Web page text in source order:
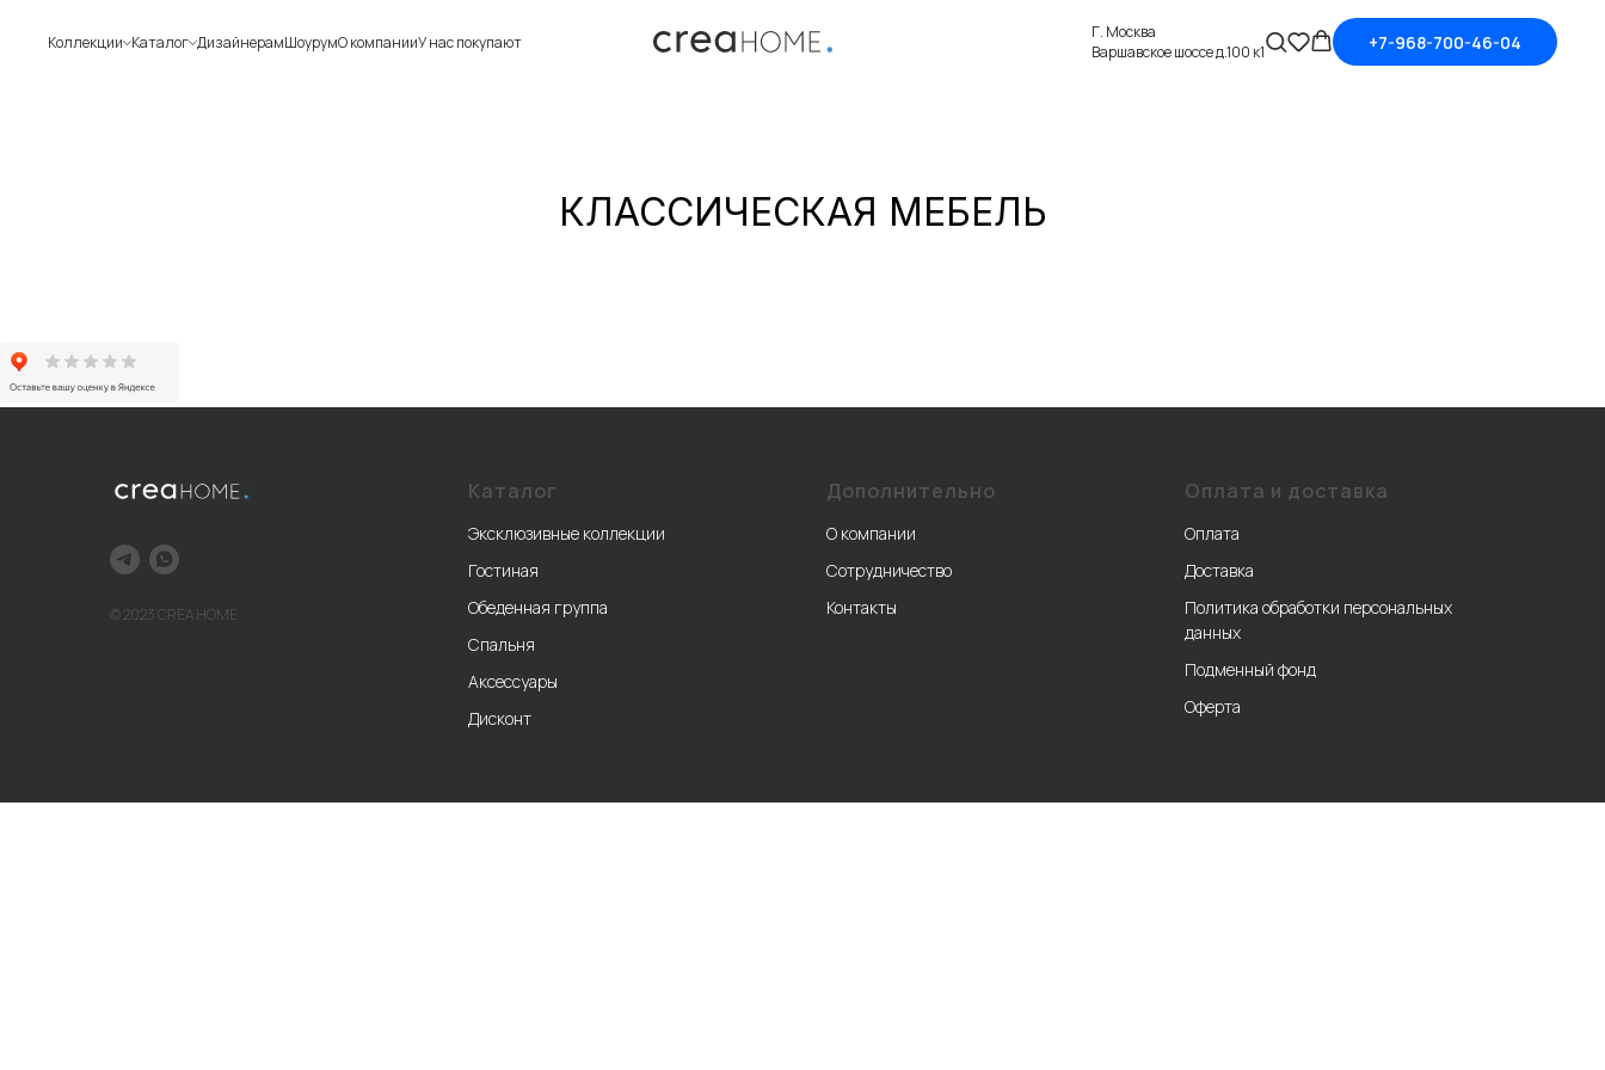
Коллекции Каталог ДизайнерамШоурумО компанииУ нас покупают
Г. Москва
Варшавское шоссе д.100 к1
+7-968-700-46-04
КЛАССИЧЕСКАЯ МЕБЕЛЬ
© 2023 CREA HOME
Каталог
Эксклюзивные коллекции
Гостиная
Обеденная группа
Спальня
Аксессуары
Дисконт
Дополнительно
О компании
Сотрудничество
Контакты
Оплата и доставка
Оплата
Доставка
Политика обработки персональных
данных
Подменный фонд
Оферта